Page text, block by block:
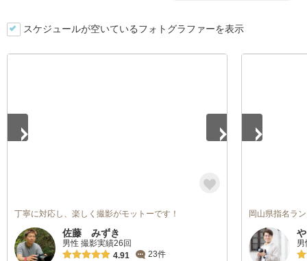
スケジュールが空いているフォトグラファーを表示
丁寧に対応し、楽しく撮影がモットーです！
佐藤 みずき
男性 撮影実績26回
4.91
23件
岡山県指名ラ